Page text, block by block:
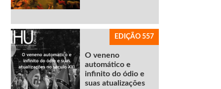
EDIÇÃO 557
O veneno
automático e
infinito do ódio e
suas atualizações